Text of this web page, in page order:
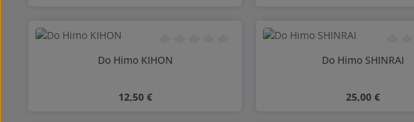
Note moyenne de 0 sur 5 étoiles
Do Himo KIHON
Prix régulier :
12,50 €
Note
Do Himo SHINRAI
Prix régulier :
25,00 €